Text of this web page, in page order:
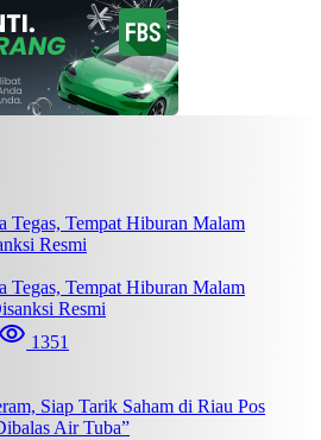
Tegas, Tempat Hiburan Malam
Resmi
1351
Siap Tarik Saham di Riau Pos
Air Tuba”